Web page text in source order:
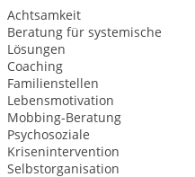
Achtsamkeit
Beratung für systemische
Lösungen
Coaching
Familienstellen
Lebensmotivation
Mobbing-Beratung
Psychosoziale
Krisenintervention
Selbstorganisation